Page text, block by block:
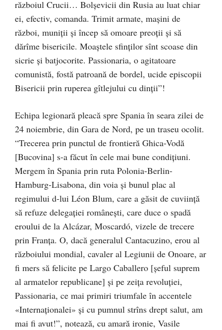
războiul Crucii… Bolşevicii din Rusia au luat chiar
ei, efectiv, comanda. Trimit armate, maşini de
război, muniţii şi încep să omoare preoţii şi să
dărîme bisericile. Moaştele sfinţilor sînt scoase din
sicrie şi batjocorite. Passionaria, o agitatoare
comunistă, fostă patroană de bordel, ucide episcopii
Bisericii prin ruperea gîtlejului cu dinţii”!
Echipa legionară pleacă spre Spania în seara zilei de
24 noiembrie, din Gara de Nord, pe un traseu ocolit.
“Trecerea prin punctul de frontieră Ghica-Vodă
[Bucovina] s-a făcut în cele mai bune condiţiuni.
Mergem în Spania prin ruta Polonia-Berlin-
Hamburg-Lisabona, din voia şi bunul plac al
regimului d-lui Léon Blum, care a găsit de cuviinţă
să refuze delegaţiei româneşti, care duce o spadă
eroului de la Alcázar, Moscardó, vizele de trecere
prin Franţa. O, dacă generalul Cantacuzino, erou al
războiului mondial, cavaler al Legiunii de Onoare, ar
fi mers să felicite pe Largo Caballero [şeful suprem
al armatelor republicane] şi pe zeiţa revoluţiei,
Passionaria, ce mai primiri triumfale în accentele
«Internaţionalei» şi cu pumnul strîns drept salut, am
mai fi avut!”, notează, cu amară ironie, Vasile